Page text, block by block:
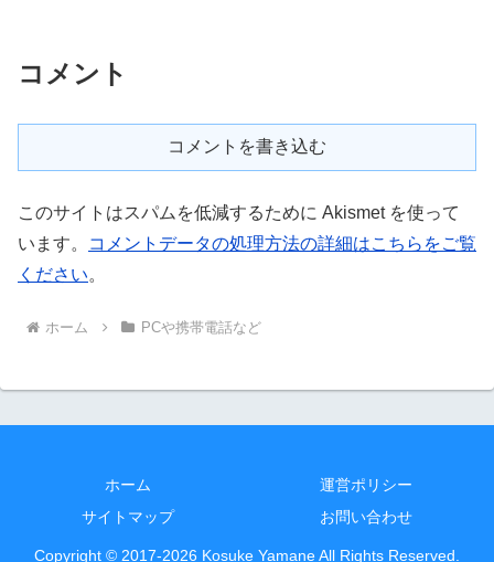
コメント
コメントを書き込む
このサイトはスパムを低減するために Akismet を使って
います。
コメントデータの処理方法の詳細はこちらをご覧
ください。
ホーム PCや携帯電話など
ホーム
運営ポリシー
サイトマップ
お問い合わせ
Copyright © 2017-2026 Kosuke Yamane All Rights Reserved.